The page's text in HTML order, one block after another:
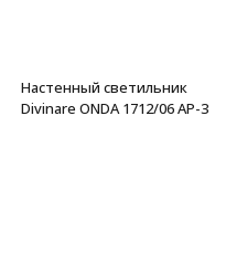
Настенный светильник
Divinare ONDA 1712/06 AP-3